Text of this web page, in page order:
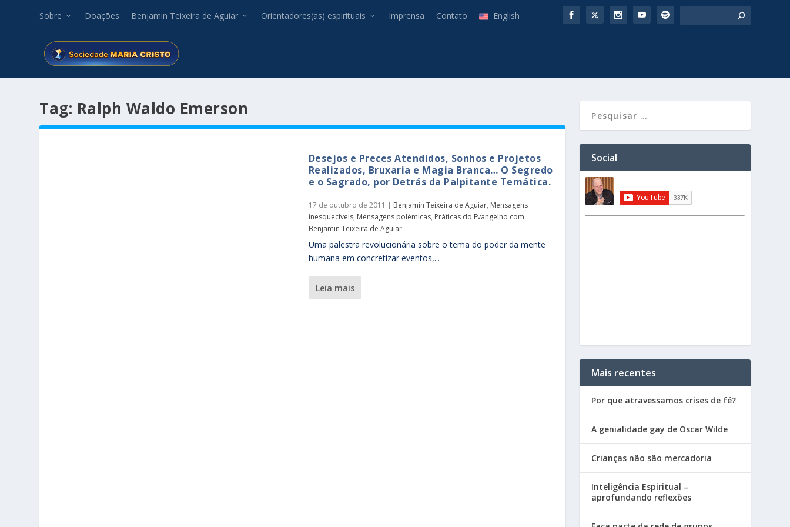
Sobre Doações Benjamin Teixeira de Aguiar Orientadores(as) espirituais Imprensa Contato English
Tag: Ralph Waldo Emerson
Desejos e Preces Atendidos, Sonhos e Projetos
Realizados, Bruxaria e Magia Branca… O Segredo
e o Sagrado, por Detrás da Palpitante Temática.
17 de outubro de 2011 | Benjamin Teixeira de Aguiar, Mensagens
inesquecíveis, Mensagens polêmicas, Práticas do Evangelho com
Benjamin Teixeira de Aguiar
Uma palestra revolucionária sobre o tema do poder da mente
humana em concretizar eventos,...
leia mais
Social
Mais recentes
Por que atravessamos crises de fé?
A genialidade gay de Oscar Wilde
Crianças não são mercadoria
Inteligência Espiritual –
aprofundando reflexões